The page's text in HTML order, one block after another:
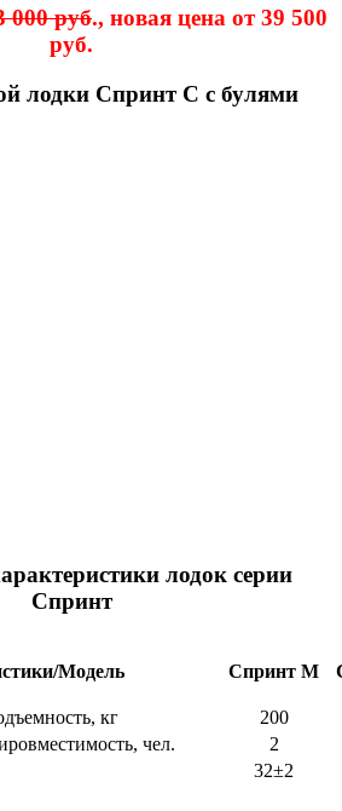
000 руб., новая цена от 39 500
руб.
лодки Спринт С с булями
лодок серии
Спринт
Модель Спринт М
кг
200
чел.
2
32±2